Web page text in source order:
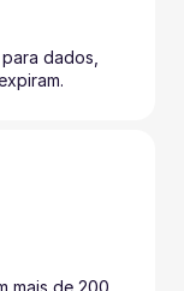
dados,
mais de 200